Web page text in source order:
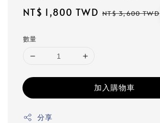
Sale
NT$ 1,800 TWD Regular
NT$ 3,600 TWD
數量
加入購物車
分享